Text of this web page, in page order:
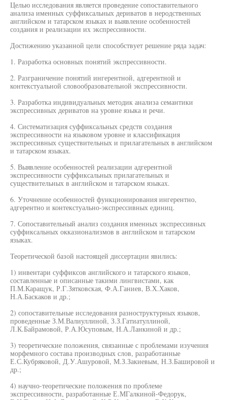
Целью исследования является проведение сопоставительного
анализа именных суффиксальных дериватов в неродственных
английском и татарском языках и выявление особенностей
создания и реализации их экспрессивности.
Достижению указанной цели способствует решение ряда задач:
1. Разработка основных понятий экспрессивности.
2. Разграничение понятий ингерентной, адгерентной и
контекстуальной словообразовательной экспрессивности.
3. Разработка индивидуальных методик анализа семантики
экспрессивных дериватов на уровне языка и речи.
4. Систематизация суффиксальных средств создания
экспрессивности на языковом уровне и классификация
экспрессивных существительных и прилагательных в английском
и татарском языках.
5. Выявление особенностей реализации адгерентной
экспрессивности суффиксальных прилагательных и
существительных в английском и татарском языках.
6. Уточнение особенностей функционирования ингерентно,
адгерентно и контекстуально-экспрессивных единиц.
7. Сопоставительный анализ создания именных экспрессивных
суффиксальных окказионализмов в английском и татарском
языках.
Теоретической базой настоящей диссертации явились:
1) инвентари суффиксов английского и татарского языков,
составленные и описанные такими лингвистами, как
П.М.Каращук, Р.Г.Зятковская, Ф.А.Ганиев, В.Х.Хаков,
Н.А.Баскаков и др.;
2) сопоставительные исследования разноструктурных языков,
проведенные З.М.Валиуллиной, З.З.Гатиатуллиной,
Л.К.Байрамовой, Р.А.Юсуповым, Н.А.Ланкиной и др.;
3) теоретические положения, связанные с проблемами изучения
морфемного состава производных слов, разработанные
Е.С.Кубряковой, Д.У.Ашуровой, М.З.Закиевым, Н.З.Башировой и
др.;
4) научно-теоретические положения по проблеме
экспрессивности, разработанные Е.МГалкиной-Федорук,